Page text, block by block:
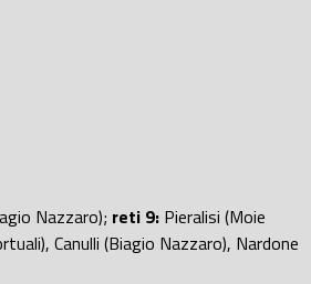
Nazzaro); reti 9: Pieralisi (Moie
Canulli (Biagio Nazzaro), Nardone